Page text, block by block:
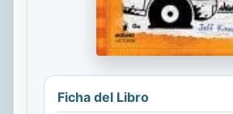
Ficha del Libro